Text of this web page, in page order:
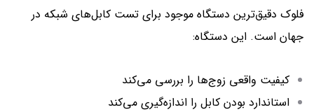
فلوک دقیق‌ترین دستگاه موجود برای تست کابل‌های شبکه در
جهان است. این دستگاه:
کیفیت واقعی زوج‌ها را بررسی می‌کند
استاندارد بودن کابل را اندازه‌گیری می‌کند